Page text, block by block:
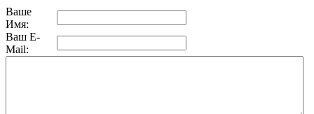
Ваше
Имя:
Ваш E-
Mail: